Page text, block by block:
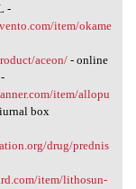
-
item/okame
aceon/- online
item/allopu
box
drug/prednis
item/lithosun-